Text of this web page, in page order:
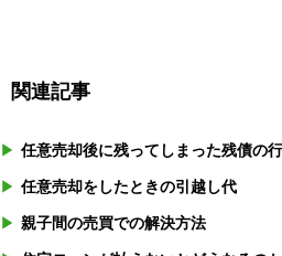
関連記事
任意売却後に残ってしまった残債の
任意売却をしたときの引越し代
親子間の売買での解決方法